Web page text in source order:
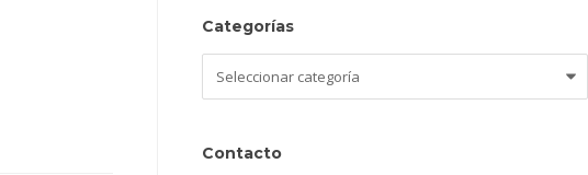
Categorías
Contacto